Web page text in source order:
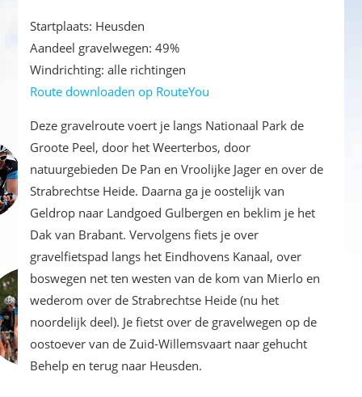
Startplaats: Heusden
Aandeel gravelwegen: 49%
Windrichting: alle richtingen
Route downloaden op RouteYou
Deze gravelroute voert je langs Nationaal Park de
Groote Peel, door het Weerterbos, door
natuurgebieden De Pan en Vroolijke Jager en over de
Strabrechtse Heide. Daarna ga je oostelijk van
Geldrop naar Landgoed Gulbergen en beklim je het
Dak van Brabant. Vervolgens fiets je over
gravelfietspad langs het Eindhovens Kanaal, over
boswegen net ten westen van de kom van Mierlo en
wederom over de Strabrechtse Heide (nu het
noordelijk deel). Je fietst over de gravelwegen op de
oostoever van de Zuid-Willemsvaart naar gehucht
Behelp en terug naar Heusden.